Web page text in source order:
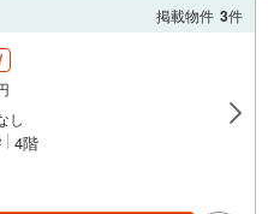
掲載物件 3件
し
4階